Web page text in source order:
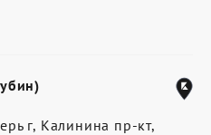
г, Калинина пр-кт,